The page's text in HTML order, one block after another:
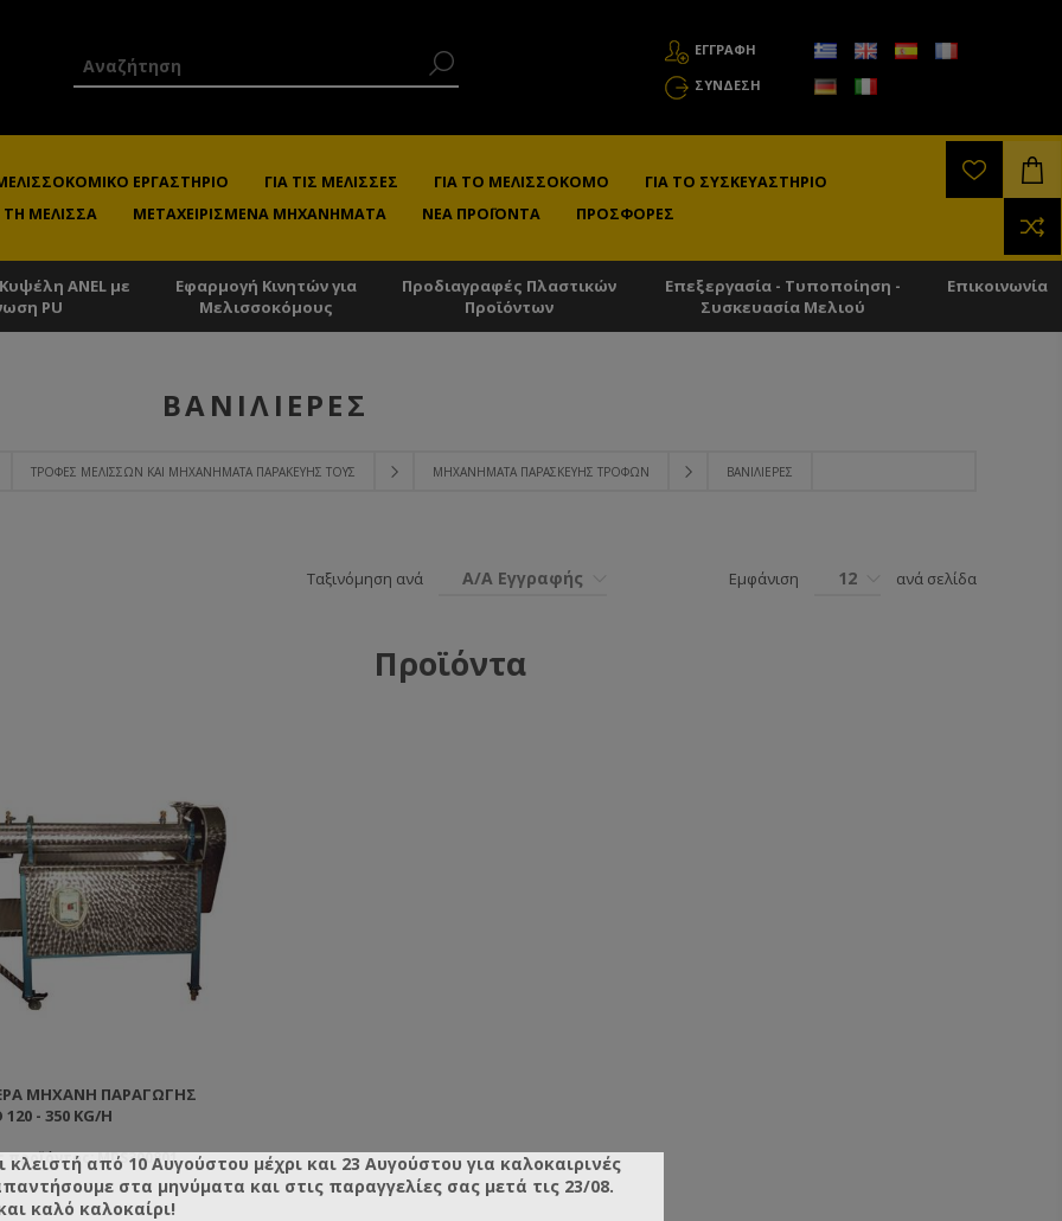
ΕΓΓΡΑΦΗ
ΣΎΝΔΕΣΗ
ΕΡΓΑΣΤΉΡΙΟ ΓΙΑ ΤΙΣ ΜΈΛΙΣΣΕΣ ΓΙΑ ΤΟ ΜΕΛΙΣΣΟΚΌΜΟ
ΓΙΑ ΤΟ ΣΥΣΚΕΥΑΣΤΉΡΙΟ
ΜΈΛΙΣΣΑ
ΜΕΤΑΧΕΙΡΙΣΜΈΝΑ ΜΗΧΑΝΉΜΑΤΑ ΝΈΑ ΠΡΟΪΌΝΤΑ ΠΡΟΣΦΟΡΈΣ
ANEL με
PU
Εφαρμογή Κινητών για
Μελισσοκόμους
Προδιαγραφές Πλαστικών
Προϊόντων
Επεξεργασία - Τυποποίηση -
Συσκευασία Μελιού
Επικοινωνία
ΤΡΟΦΈΣ ΜΕΛΙΣΣΏΝ ΚΑΙ ΜΗΧΑΝΉΜΑΤΑ ΠΑΡΑΚΕΥΉΣ ΤΟΥΣ ΜΗΧΑΝΉΜΑΤΑ ΠΑΡΑΣΚΕΥΉΣ ΤΡΟΦΏΝ ΒΑΝΙΛΙΈΡΕΣ
ΒΑΝΙΛΙΈΡΕΣ
Ταξινόμηση ανά Α/Α Εγγραφής Εμφάνιση 12 ανά σελίδα
Προϊόντα
ΜΗΧΑΝΉ ΠΑΡΑΓΩΓΉΣ
120 - 350 KG/H
προϊόντος: MDS300801
κλειστή από 10 Αυγούστου μέχρι και 23 Αυγούστου για καλοκαιρινές
στα μηνύματα και στις παραγγελίες σας μετά τις 23/08.
καλό καλοκαίρι!